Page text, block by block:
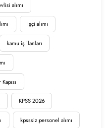
alımı
işçi alımı
kamu iş ilanları
KPSS 2026
kpsssiz personel alımı